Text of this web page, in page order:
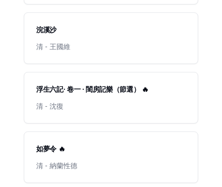
浣溪沙
清 - 王國維
浮生六記· 卷一 · 閨房記樂（節選） 🔥
清 - 沈復
如夢令 🔥
清 - 納蘭性德